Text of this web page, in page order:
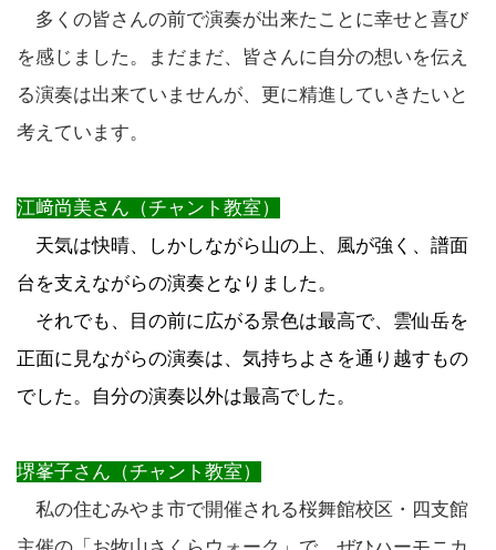
多くの皆さんの前で演奏が出来たことに幸せと喜び
を感じました。まだまだ、皆さんに自分の想いを伝え
る演奏は出来ていませんが、更に精進していきたいと
考えています。
江﨑尚美さん（チャント教室）
天気は快晴、しかしながら山の上、風が強く、譜面
台を支えながらの演奏となりました。
それでも、目の前に広がる景色は最高で、雲仙岳を
正面に見ながらの演奏は、気持ちよさを通り越すもの
でした。自分の演奏以外は最高でした。
堺峯子さん（チャント教室）
私の住むみやま市で開催される桜舞館校区・四支館